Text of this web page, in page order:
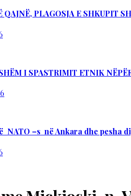
QAJNË, PLAGOSJA E SHKUPIT
I SPASTRIMIT ETNIK
NATO –s në Ankara dhe pesha